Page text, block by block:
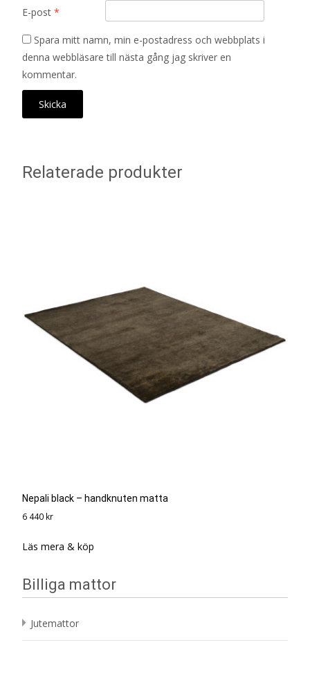
E-post *
Spara mitt namn, min e-postadress och webbplats i
denna webbläsare till nästa gång jag skriver en
kommentar.
Relaterade produkter
Nepali black – handknuten matta
6 440 kr
Läs mera & köp
Billiga mattor
Jutemattor